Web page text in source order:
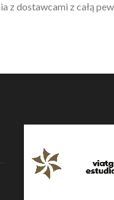
dostawcami z całą